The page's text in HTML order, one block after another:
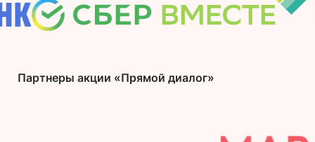
Партнеры акции «Прямой диалог»